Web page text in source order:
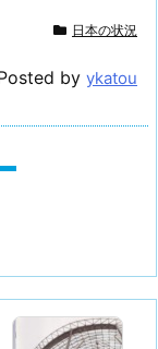
日本の状況
by ykatou